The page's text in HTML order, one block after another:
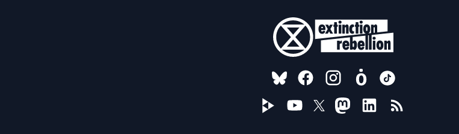
FOLLOW US ON